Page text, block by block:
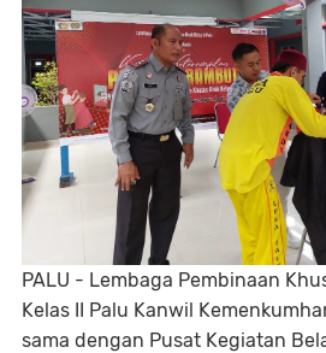
PALU - Lembaga Pembinaan
Kelas II Palu Kanwil
sama dengan Pusat Kegiatan